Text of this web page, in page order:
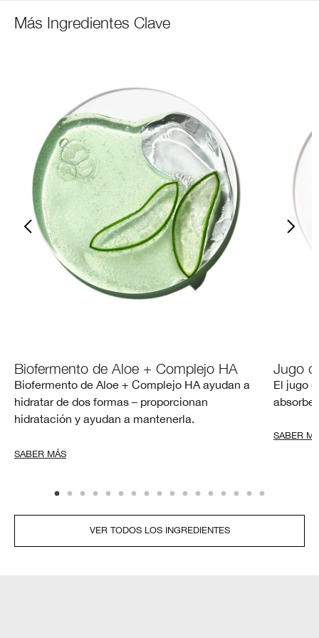
Más Ingredientes Clave
Biofermento de Aloe + Complejo HA
Biofermento de Aloe + Complejo HA ayudan a
hidratar de dos formas – proporcionan
hidratación y ayudan a mantenerla.
SABER MÁS
Jugo
El jugo
SABER
VER TODOS LOS INGREDIENTES